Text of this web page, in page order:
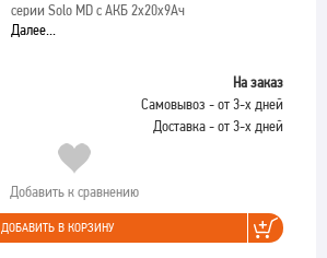
серии Solo MD с АКБ 2х20х9Ач
Далее...
На заказ
Самовывоз - от 3-х дней
Доставка - от 3-х дней
Добавить к сравнению
ДОБАВИТЬ В КОРЗИНУ